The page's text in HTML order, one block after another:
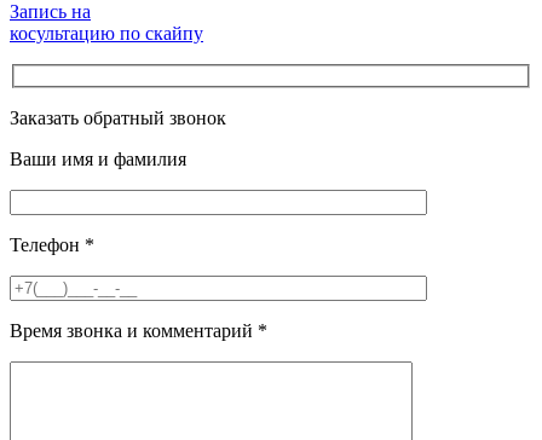
Запись на
косультацию по скайпу
Заказать обратный звонок
Ваши имя и фамилия
Телефон *
Время звонка и комментарий *